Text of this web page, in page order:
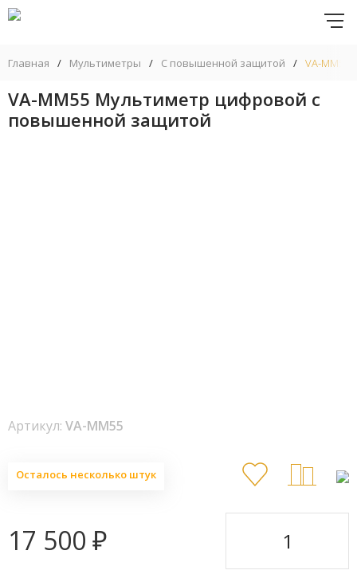
Главная / Мультиметры / С повышенной защитой / VA-ММ55
VA-ММ55 Мультиметр цифровой с
повышенной защитой
Артикул: VA-ММ55
Осталось несколько штук
17 500 ₽